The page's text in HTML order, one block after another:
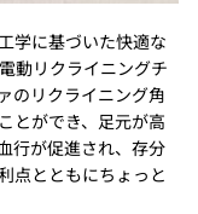
学に基づいた快適な
電動リクライニングチ
のリクライニング角
とができ、足元が高
行が促進され、存分
点とともにちょっと